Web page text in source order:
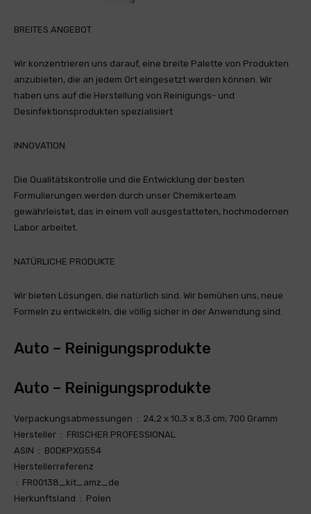
BREITES ANGEBOT
Wir konzentrieren uns darauf, eine breite Palette von Produkten
anzubieten, die an jedem Ort eingesetzt werden können. Wir
haben uns auf die Herstellung von Reinigungs- und
Desinfektionsprodukten spezialisiert
INNOVATION
Die Qualitätskontrolle und die Entwicklung der besten
Formulierungen werden durch unser Chemikerteam
gewährleistet, das in einem voll ausgestatteten, hochmodernen
Labor arbeitet.
NATÜRLICHE PRODUKTE
Wir bieten Lösungen, die natürlich sind. Wir bemühen uns, neue
Formeln zu entwickeln, die völlig sicher in der Anwendung sind.
Auto – Reinigungsprodukte
Auto – Reinigungsprodukte
Verpackungsabmessungen ‏ : ‎ 24,2 x 10,3 x 8,3 cm; 700 Gramm
Hersteller ‏ : ‎ FRISCHER PROFESSIONAL
ASIN ‏ : ‎ B0DKPXG554
Herstellerreferenz
‏ : ‎ FR00138_kit_amz_de
Herkunftsland ‏ : ‎ Polen